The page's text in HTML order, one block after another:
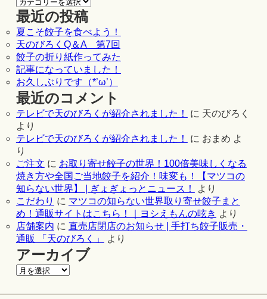
最近の投稿
夏こそ餃子を食べよう！
天のびろくQ＆A 第7回
餃子の折り紙作ってみた
記事になっていました！
お久しぶりです（*’ω’）
最近のコメント
テレビで天のびろくが紹介されました！ に 天のびろく
より
テレビで天のびろくが紹介されました！
に おまめ よ
り
ご注文 に お取り寄せ餃子の世界！100倍美味しくなる
焼き方や全国ご当地餃子を紹介！味変も！【マツコの
知らない世界】 | ぎょぎょっとニュース！
より
こだわり に マツコの知らない世界取り寄せ餃子まと
め！通販サイトはこちら！｜ヨシえもんの呟き より
店舗案内 に 直売店閉店のお知らせ | 手打ち餃子販売・
通販 「天のびろく」
より
アーカイブ